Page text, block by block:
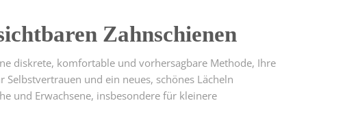
Zahnschienen
diskrete, komfortable und vorhersagbare Methode, Ihre
und ein neues, schönes Lächeln
und Erwachsene, insbesondere für kleinere